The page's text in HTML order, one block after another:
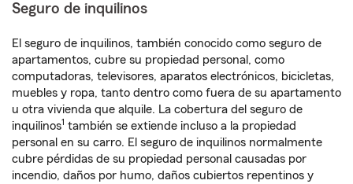
Seguro de inquilinos
El seguro de inquilinos, también conocido como seguro de
apartamentos, cubre su propiedad personal, como
computadoras, televisores, aparatos electrónicos, bicicletas,
muebles y ropa, tanto dentro como fuera de su apartamento
u otra vivienda que alquile. La cobertura del seguro de
inquilinos1 también se extiende incluso a la propiedad
personal en su carro. El seguro de inquilinos normalmente
cubre pérdidas de su propiedad personal causadas por
incendio, daños por humo, daños cubiertos repentinos y